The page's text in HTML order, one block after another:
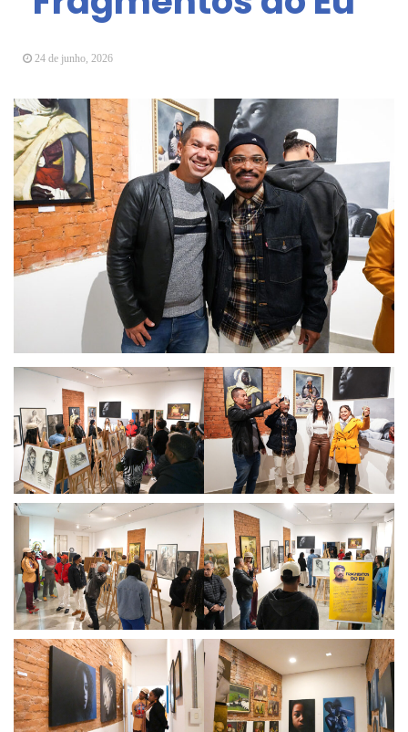
Vereadores Mirins iniciam jornada no Legislativo
mercado de trabalho
24 de junho, 2026